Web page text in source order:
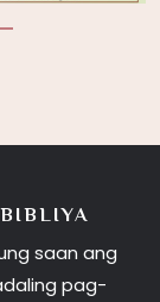
saan ang
pag-